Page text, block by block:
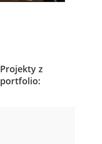
Projekty z
portfolio: